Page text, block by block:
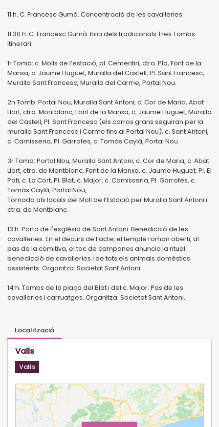
11 h. C. Francesc Gumà. Concentració de les cavalleries
11.30 h. C. Francesc Gumà. Inici dels tradicionals Tres Tombs.
Itinerari:
1r Tomb: c. Molls de l’estació, pl. Cementiri, ctra. Pla, Font de la
Manxa, c. Jaume Huguet, Muralla del Castell, Pl. Sant Francesc,
Muralla Sant Francesc, Muralla del Carme, Portal Nou.
2n Tomb: Portal Nou, Muralla Sant Antoni, c. Cor de Maria, Abat
Llort, ctra. Montblanc, Font de la Manxa, c. Jaume Huguet, Muralla
del Castell, Pl. Sant Francesc (els carros grans seguiran per la
muralla Sant Francesc i Carme fins al Portal Nou), c. Sant Antoni,
c. Carnisseria, Pl. Garrofes, c. Tomàs Caylà, Portal Nou
3r Tomb: Portal Nou, Muralla Sant Antoni, c. Cor de Maria, c. Abat
Llort, ctra. de Montblanc, Font de la Manxa, c. Jaume Huguet, Pl. El
Pati, c. La Cort, Pl. Blat, c. Major, c. Carnisseria, Pl. Garrofes, c.
Tomàs Caylà, Portal Nou,
Tornada als locals del Moll de l’Estació per Muralla Sant Antoni i
ctra. de Montblanc.
13 h. Porta de l'església de Sant Antoni. Benedicció de les
cavalleries. En el decurs de l’acte, el temple roman oberti, al
pas de la comitiva, el toc de campanes anuncia la ritual
benedicció de cavalleries i de tots els animals domèstics
assistents. Organitza: Societat Sant Antoni
14 h. Tombs de la plaça del Blat i del c. Major. Pas de les
cavalleries i carruatges. Organitza: Societat Sant Antoni.
Localització
Valls
Valls